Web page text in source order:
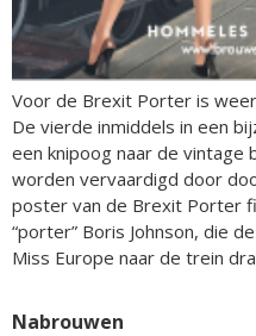
Voor de Brexit Porter is
De vierde inmiddels in een
een knipoog naar de
worden vervaardigd door
poster van de Brexit Porter
“porter” Boris Johnson, die
Miss Europe naar de trein
Nabrouwen